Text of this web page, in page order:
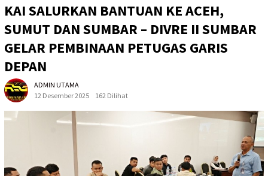
KAI SALURKAN BANTUAN KE ACEH,
SUMUT DAN SUMBAR – DIVRE II SUMBAR
GELAR PEMBINAAN PETUGAS GARIS
DEPAN
ADMIN UTAMA
12 Desember 2025
162 Dilihat